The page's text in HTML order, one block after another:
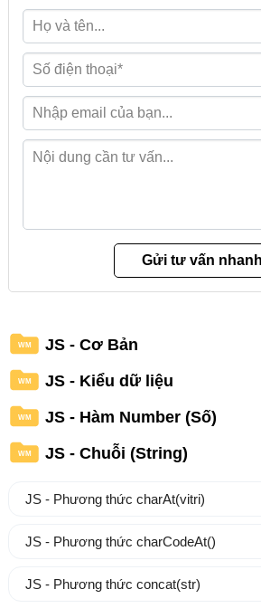
WM JS - Cơ Bản
WM JS - Kiểu dữ liệu
WM JS - Hàm Number (Số)
WM JS - Chuỗi (String)
JS - Phương thức charAt(vitri)
JS - Phương thức charCodeAt()
JS - Phương thức concat(str)